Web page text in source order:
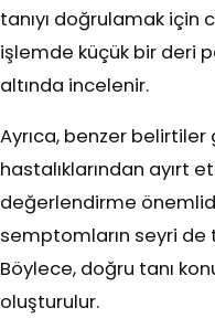
tanıyı doğrulamak için
işlemde küçük bir deri
altında incelenir.
Ayrıca, benzer
hastalıklarından ayırt
değerlendirme
semptomların seyri de
Böylece, doğru tanı
oluşturulur.